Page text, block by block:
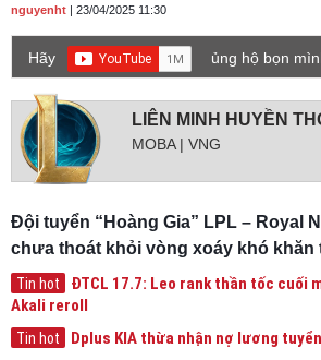
nguyenht | 23/04/2025 11:30
Hãy
ủng hộ bọn
LIÊN MINH HUYỀN
MOBA | VNG
Đội tuyển “Hoàng Gia” LPL – Royal
chưa thoát khỏi vòng xoáy khó khăn
Tin hot
ĐTCL 17.7: Leo rank thần tốc cuối
Akali reroll
Tin hot Dplus KIA thừa nhận nợ lương